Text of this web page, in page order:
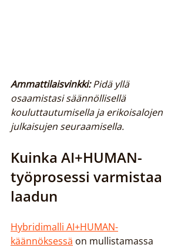
Ammattilaisvinkki: Pidä yllä
osaamistasi säännöllisellä
kouluttautumisella ja erikoisalojen
julkaisujen seuraamisella.
Kuinka AI+HUMAN-
työprosessi varmistaa
laadun
Hybridimalli AI+HUMAN-
käännöksessä on mullistamassa